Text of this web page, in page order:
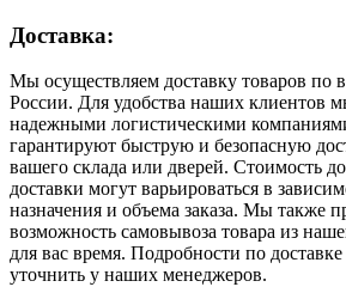
Доставка:
Мы осуществляем доставку товаров по
России. Для удобства наших клиентов
надежными логистическими
гарантируют быструю и безопасную
вашего склада или дверей. Стоимость
доставки могут варьироваться в
назначения и объема заказа. Мы также
возможность самовывоза товара из
для вас время. Подробности по
уточнить у наших менеджеров.